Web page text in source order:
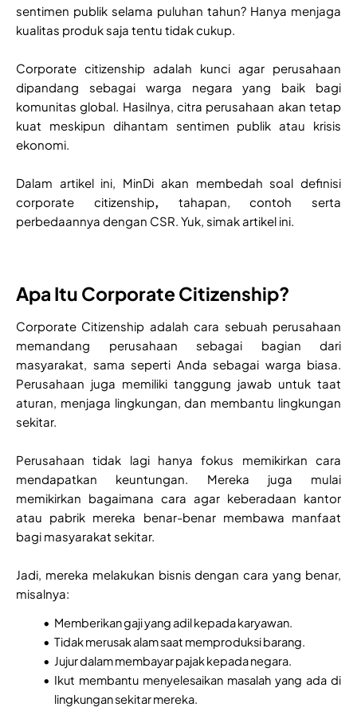
sentimen publik selama puluhan tahun? Hanya menjaga
kualitas produk saja tentu tidak cukup.
Corporate citizenship adalah kunci agar perusahaan
dipandang sebagai warga negara yang baik bagi
komunitas global. Hasilnya, citra perusahaan akan tetap
kuat meskipun dihantam sentimen publik atau krisis
ekonomi.
Dalam artikel ini, MinDi akan membedah soal definisi
corporate citizenship, tahapan, contoh serta
perbedaannya dengan CSR. Yuk, simak artikel ini.
Apa Itu Corporate Citizenship?
Corporate Citizenship adalah cara sebuah perusahaan
memandang perusahaan sebagai bagian dari
masyarakat, sama seperti Anda sebagai warga biasa.
Perusahaan juga memiliki tanggung jawab untuk taat
aturan, menjaga lingkungan, dan membantu lingkungan
sekitar.
Perusahaan tidak lagi hanya fokus memikirkan cara
mendapatkan keuntungan. Mereka juga mulai
memikirkan bagaimana cara agar keberadaan kantor
atau pabrik mereka benar-benar membawa manfaat
bagi masyarakat sekitar.
Jadi, mereka melakukan bisnis dengan cara yang benar,
misalnya:
Memberikan gaji yang adil kepada karyawan.
Tidak merusak alam saat memproduksi barang.
Jujur dalam membayar pajak kepada negara.
Ikut membantu menyelesaikan masalah yang ada di
lingkungan sekitar mereka.